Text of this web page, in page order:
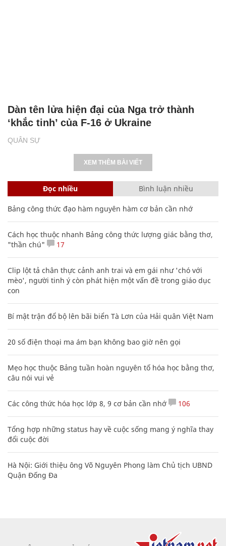
QUÂN SỰ
Dàn tên lửa hiện đại của Nga trở thành
‘khắc tinh’ của F-16 ở Ukraine
XEM THÊM BÀI VIẾT
Đọc nhiều Bình luận nhiều
Bảng công thức đạo hàm nguyên hàm cơ bản cần nhớ
Cách học thuộc nhanh Bảng công thức lượng giác bằng thơ,
"thần chú"
17
Clip lột tả chân thực cảnh anh trai và em gái như 'chó với
mèo', người tinh ý còn phát hiện một vấn đề trong giáo dục
con
Bí mật trận đổ bộ lên bãi biển Tà Lơn của Hải quân Việt Nam
20 số điện thoại ma ám bạn không bao giờ nên gọi
Mẹo học thuộc Bảng tuần hoàn nguyên tố hóa học bằng thơ,
câu nói vui vẻ
Các công thức hóa học lớp 8, 9 cơ bản cần nhớ 106
Tổng hợp những status hay về cuộc sống mang ý nghĩa thay
đổi cuộc đời
Hà Nội: Giới thiệu ông Võ Nguyên Phong làm Chủ tịch UBND
Quận Đống Đa